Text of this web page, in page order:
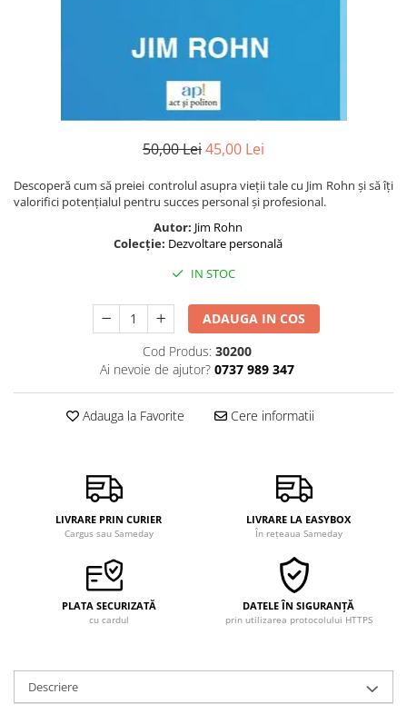
50,00 Lei45,00 Lei
Descoperă cum să preiei controlul asupra vieții tale cu Jim Rohn și să îți
valorifici potențialul pentru succes personal și profesional.
Autor: Jim Rohn
Colecție: Dezvoltare personală
IN STOC
ADAUGA IN COS
Cod Produs: 30200
Ai nevoie de ajutor? 0737 989 347
Adauga la Favorite Cere informatii
LIVRARE PRIN CURIER
Cargus sau Sameday
LIVRARE LA EASYBOX
În rețeaua Sameday
PLATA SECURIZATĂ
cu cardul
DATELE ÎN SIGURANȚĂ
prin utilizarea protocolului HTTPS
Descriere